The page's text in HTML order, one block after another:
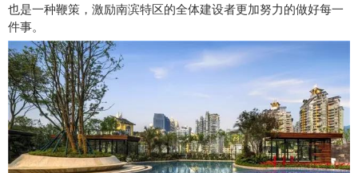
也是一种鞭策，激励南滨特区的全体建设者更加努力的做好每一
件事。